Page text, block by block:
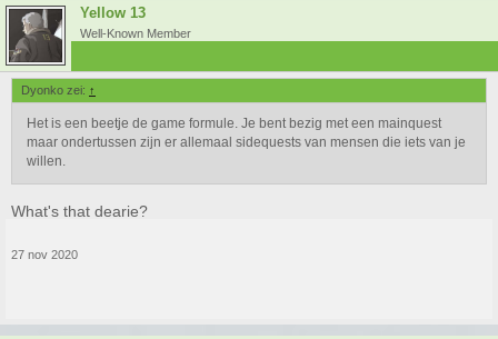
Yellow 13
Well-Known Member
Dyonko zei: ↑
Het is een beetje de game formule. Je bent bezig met een mainquest
maar ondertussen zijn er allemaal sidequests van mensen die iets van je
willen.
What's that dearie?
27 nov 2020